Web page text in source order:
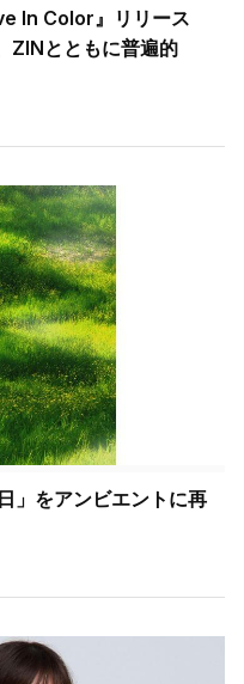
In Color』リリース
ZINとともに普遍的
」をアンビエントに再